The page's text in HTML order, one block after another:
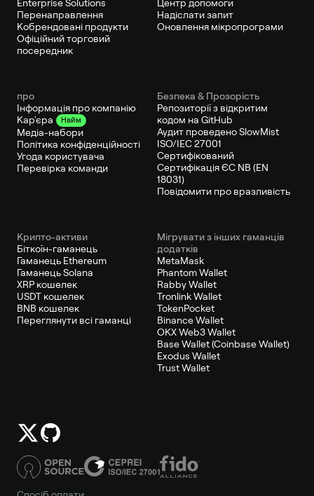
Enterprise Solutions
Перенаправлення
Кобрендовані продукти
Офіційний торговий
посередник
Центр допомоги
Надіслати запит
Оновлення мікропрограми
про
Інформація про компанію
Кар'єра
Найм
Медіа-набори
Політика конфіденційності
Угода користувача
Перевірка команди
Безпека & Прозорість
Репозиторії з відкритим
кодом на GitHub
Аудит проведено SlowMist
ISO/IEC 27001
Сертифікований
Сертифікація ЄС NB (EN
18031)
Повідомити про вразливість
Крипто-активи
Біткоїн-гаманець
Гаманець Ethereum
Гаманець Solana
XRP кошелек
USDT кошелек
BNB кошелек
Переглянути всі гаманці
Мігрувати з інших гаманців
додатків
MetaMask
Phantom Wallet
Rabby Wallet
Tronlink Wallet
TokenPocket
Binance Wallet
OKX Web3 Wallet
Base Wallet (Coinbase Wallet)
Exodus Wallet
Trust Wallet